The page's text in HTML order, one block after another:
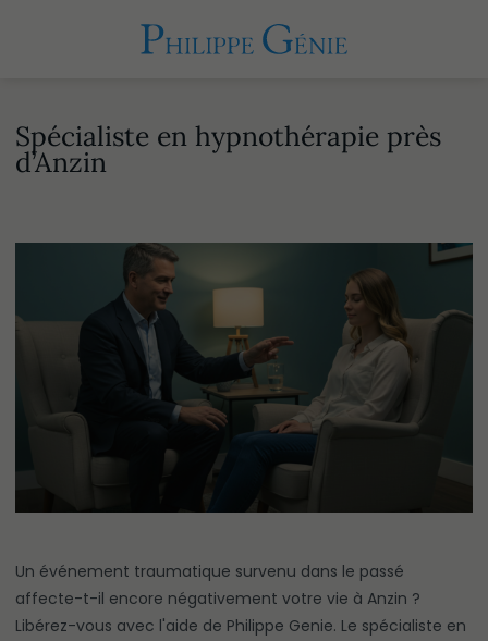
Spécialiste en hypnothérapie près
d’Anzin
Un événement traumatique survenu dans le passé
affecte-t-il encore négativement votre vie à Anzin ?
Libérez-vous avec l'aide de Philippe Genie. Le spécialiste en